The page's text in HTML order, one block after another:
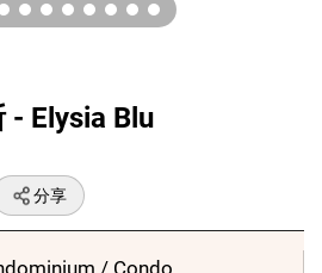
- Elysia Blu
分享